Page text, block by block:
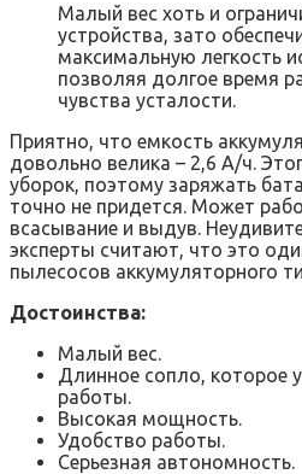
Малый вес хоть и
устройства, зато
максимальную легкость
позволяя долгое время
чувства усталости.
Приятно, что емкость
довольно велика – 2,6 А/ч.
уборок, поэтому заряжать
точно не придется. Может
всасывание и выдув.
эксперты считают, что это
пылесосов аккумуляторного
Достоинства:
Малый вес.
Длинное сопло, которое
работы.
Высокая мощность.
Удобство работы.
Серьезная автономность.